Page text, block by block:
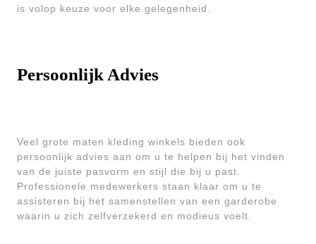
is volop keuze voor elke gelegenheid.
Persoonlijk Advies
Veel grote maten kleding winkels bieden ook
persoonlijk advies aan om u te helpen bij het vinden
van de juiste pasvorm en stijl die bij u past.
Professionele medewerkers staan klaar om u te
assisteren bij het samenstellen van een garderobe
waarin u zich zelfverzekerd en modieus voelt.